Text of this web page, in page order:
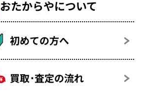
おたからやについて
初めての方へ
買取･査定の流れ